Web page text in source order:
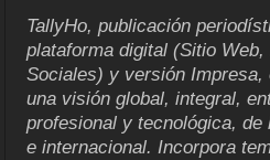
TallyHo, publicación
plataforma digital (Sitio
Sociales) y versión Impresa,
una visión global, integral,
profesional y tecnológica, de
e internacional. Incorpora